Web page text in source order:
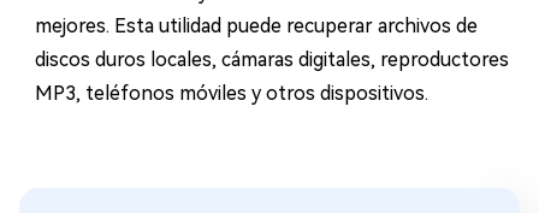
mejores. Esta utilidad puede recuperar archivos de
discos duros locales, cámaras digitales, reproductores
MP3, teléfonos móviles y otros dispositivos.